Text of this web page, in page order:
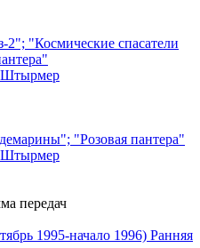
"Космические спасатели
Штырмер
"Розовая пантера"
Штырмер
передач
1995-начало 1996) Ранняя